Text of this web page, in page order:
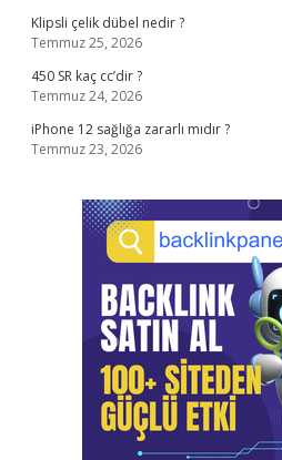
Klipsli çelik dübel nedir ?
Temmuz 25, 2026
450 SR kaç cc’dir ?
Temmuz 24, 2026
iPhone 12 sağlığa zararlı mıdır ?
Temmuz 23, 2026